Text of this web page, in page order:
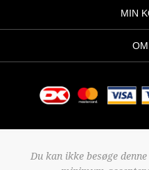
MIN
Copyright © 2026 Butik
Du kan ikke besøge